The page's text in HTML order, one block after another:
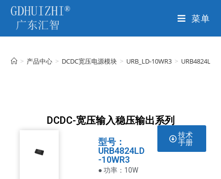
菜单
> 产品中心 > DCDC宽压电源模块 > URB_LD-10WR3 > URB4824LD-
DCDC-宽压输入稳压输出系列
型号：
URB4824LD
-10WR3
● 功率：10W
技术
手册